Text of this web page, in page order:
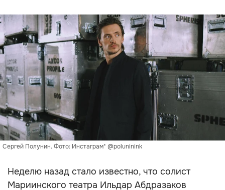
Сергей Полунин. Фото: Инстаграм* @poluninink
Неделю назад стало известно, что солист
Мариинского театра Ильдар Абдразаков